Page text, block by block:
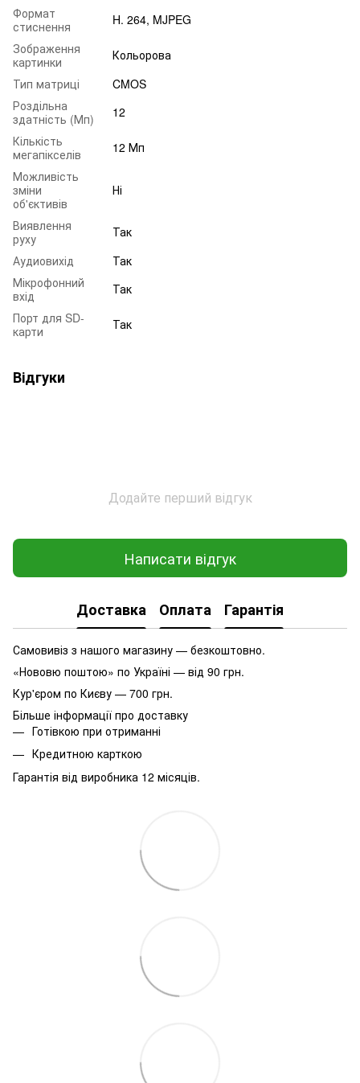
Формат
стиснення
H. 264, MJPEG
Зображення
картинки
Кольорова
Тип матриці
CMOS
Роздільна
здатність (Мп)
12
Кількість
мегапікселів
12 Мп
Можливість
зміни
об'єктивів
Ні
Виявлення
руху
Так
Аудиовихід
Так
Мікрофонний
вхід
Так
Порт для SD-
карти
Так
Відгуки
Додайте перший відгук
Написати відгук
Доставка Оплата Гарантія
Самовивіз з нашого магазину — безкоштовно.
«Нововю поштою» по Україні — від 90 грн.
Кур'єром по Києву — 700 грн.
Більше інформації про доставку
Готівкою при отриманні
Кредитною карткою
Гарантія від виробника 12 місяців.